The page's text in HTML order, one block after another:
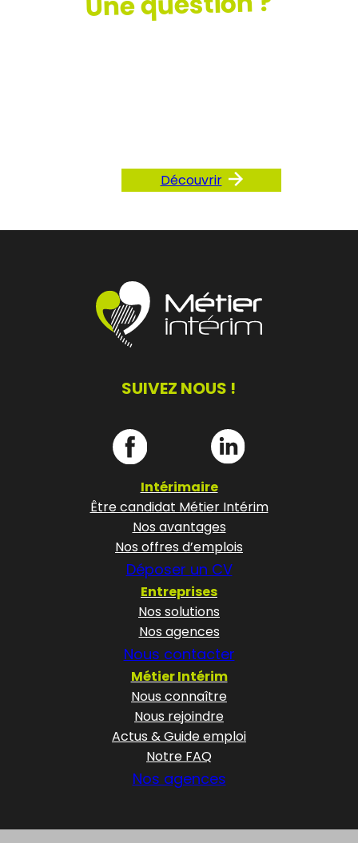
Découvrir
SUIVEZ NOUS !
Intérimaire
Être candidat Métier Intérim
Nos avantages
Nos offres d’emplois
Déposer un CV
Entreprises
Nos solutions
Nos agences
Nous contacter
Métier Intérim
Nous connaître
Nous rejoindre
Actus & Guide emploi
Notre FAQ
Nos agences